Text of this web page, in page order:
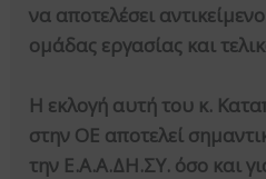
να αποτελέσει
ομάδας εργασίας και
Η εκλογή αυτή του κ.
στην ΟΕ αποτελεί
την Ε.Α.Α.ΔΗ.ΣΥ. όσο και